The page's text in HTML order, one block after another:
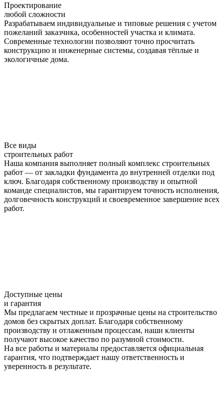
Проектирование
любой сложности
Разрабатываем индивидуальные и типовые решения с учетом
пожеланий заказчика, особенностей участка и климата.
Современные технологии позволяют точно просчитать
конструкцию и инженерные системы, создавая тёплые и
экологичные дома.
Все виды
строительных работ
Наша компания выполняет полный комплекс строительных
работ — от закладки фундамента до внутренней отделки под
ключ. Благодаря собственному производству и опытной
команде специалистов, мы гарантируем точность исполнения,
долговечность конструкций и своевременное завершение всех
работ.
Доступные цены
и гарантия
Мы предлагаем честные и прозрачные цены на строительство
домов без скрытых доплат. Благодаря собственному
производству и отлаженным процессам, наши клиенты
получают высокое качество по разумной стоимости.
На все работы и материалы предоставляется официальная
гарантия, что подтверждает нашу ответственность и
уверенность в результате.